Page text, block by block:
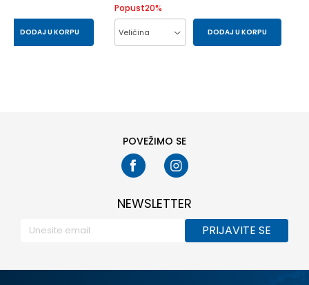
DODAJ U KORPU
Popust20%
Veličina DODAJ U KORPU
POVEŽIMO SE
NEWSLETTER
PRIJAVITE SE